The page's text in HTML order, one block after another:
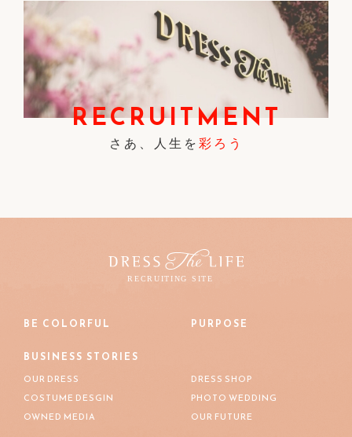
RECRUITMENT
さあ、人生を 彩ろう
BE COLORFUL PURPOSE
BUSINESS STORIES
OUR DRESS
DRESS SHOP
COSTUME DESGIN
PHOTO WEDDING
OWNED MEDIA
OUR FUTURE